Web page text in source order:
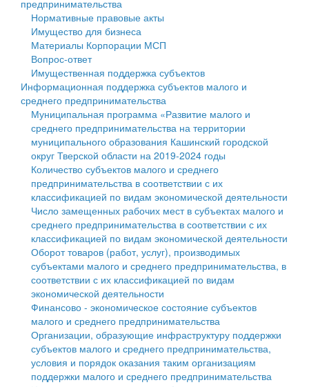
Государственные услуги
Промышленность и АПК
Экономика и бизнес
...
Символика
Устав
Гостям округа
Туризм
Культура
Образование
Здравоохранение
Социальная защита
Фотоальбом
муниципального округа Тверской области
Администрация Кашинского муниципального округа
Тверской области
Управление сельскими территориями
Открытые данные
Работа с обращениями граждан
Муниципальный контроль
Муниципальные услуги
Проекты административных регламентов
Антимонопольный комплаенс
Противодействие коррупции
Финансовое управление
Бюджет для граждан
Имущество
Выявление правообладателей ранее учтенных
объектов недвижимости
Имущественная поддержка субъектов малого и
среднего предпринимательства
Информационная поддержка субъектов малого и
среднего предпринимательства
Муниципальные программы
Контрольно-счетная палата
Персональные данные
Оценка регулирующего воздействия
Деятельность МУ
предпринимательства
Нормативные правовые акты
Имущество для бизнеса
Материалы Корпорации МСП
Вопрос-ответ
Имущественная поддержка субъектов
Информационная поддержка субъектов малого и
среднего предпринимательства
Муниципальная программа «Развитие малого и
среднего предпринимательства на территории
муниципального образования Кашинский городской
округ Тверской области на 2019-2024 годы
Количество субъектов малого и среднего
предпринимательства в соответствии с их
классификацией по видам экономической деятельности
Число замещенных рабочих мест в субъектах малого и
среднего предпринимательства в соответствии с их
классификацией по видам экономической деятельности
Оборот товаров (работ, услуг), производимых
субъектами малого и среднего предпринимательства, в
соответствии с их классификацией по видам
экономической деятельности
Финансово - экономическое состояние субъектов
малого и среднего предпринимательства
Организации, образующие инфраструктуру поддержки
субъектов малого и среднего предпринимательства,
условия и порядок оказания таким организациям
поддержки малого и среднего предпринимательства